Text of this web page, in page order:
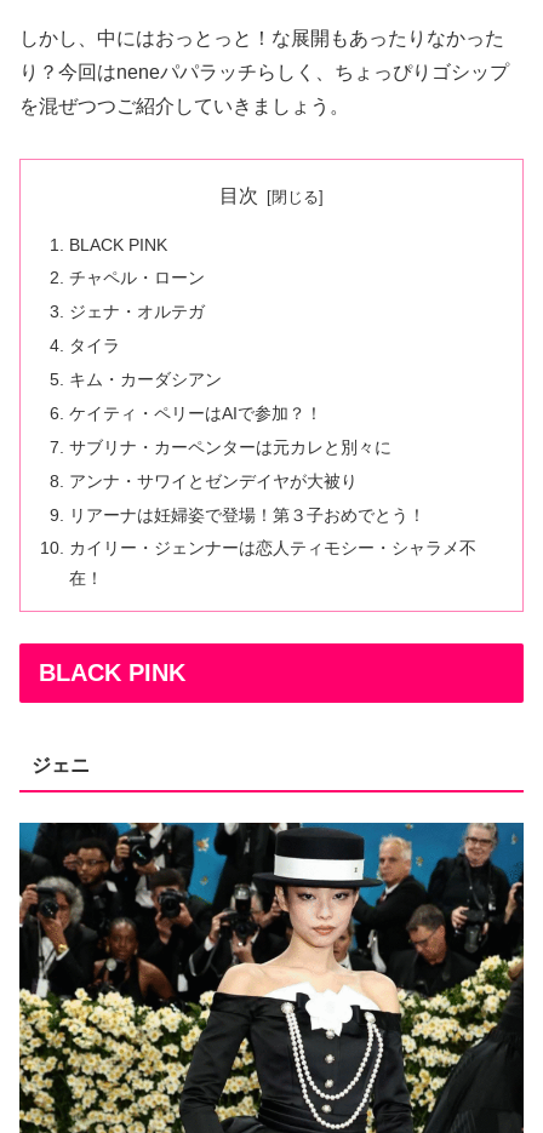
しかし、中にはおっとっと！な展開もあったりなかった
り？今回はneneパパラッチらしく、ちょっぴりゴシップ
を混ぜつつご紹介していきましょう。
目次
BLACK PINK
チャペル・ローン
ジェナ・オルテガ
タイラ
キム・カーダシアン
ケイティ・ペリーはAIで参加？！
サブリナ・カーペンターは元カレと別々に
アンナ・サワイとゼンデイヤが大被り
リアーナは妊婦姿で登場！第３子おめでとう！
カイリー・ジェンナーは恋人ティモシー・シャラメ不
在！
BLACK PINK
ジェニ